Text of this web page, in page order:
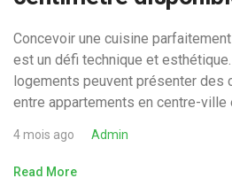
Concevoir une cuisine
est un défi technique et
logements peuvent présenter des
entre appartements en centre-ville
4 mois ago Admin
Read More